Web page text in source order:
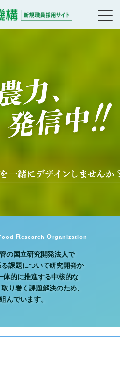
Research Organization
の国立研究開発法人で
課題について研究開発か
体的に推進する中核的な
取り巻く課題解決のため、
んでいます。